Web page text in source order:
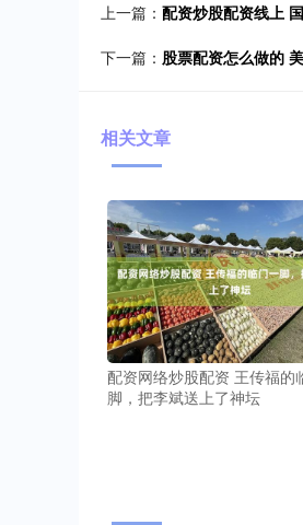
上一篇： 配资炒股配资线上
下一篇： 股票配资怎么做的
相关文章
配资网络炒股配资 王传福的
脚，把李斌送上了神坛